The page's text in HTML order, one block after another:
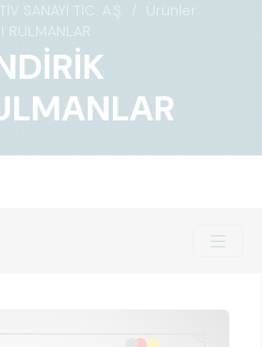
SANAYİ TİC. A.Ş.
Ürünler
RULMANLAR